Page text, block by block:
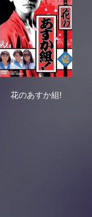
花のあすか組!